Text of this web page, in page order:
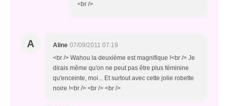
<br />
A Aline 07/09/2011 07:19
<br /> Wahou la deuxième est magnifique !<br /> Je
dirais même qu'on ne peut pas être plus féminine
qu'enceinte, moi... Et surtout avec cette jolie robette
noire !<br /> <br /> <br />